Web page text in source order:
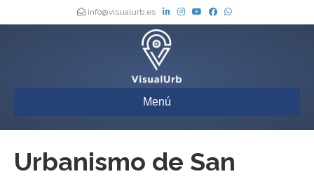
info@visualurb.es
Menú
Urbanismo de San